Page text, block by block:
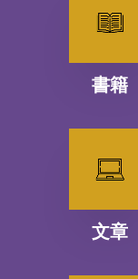
書籍
文章